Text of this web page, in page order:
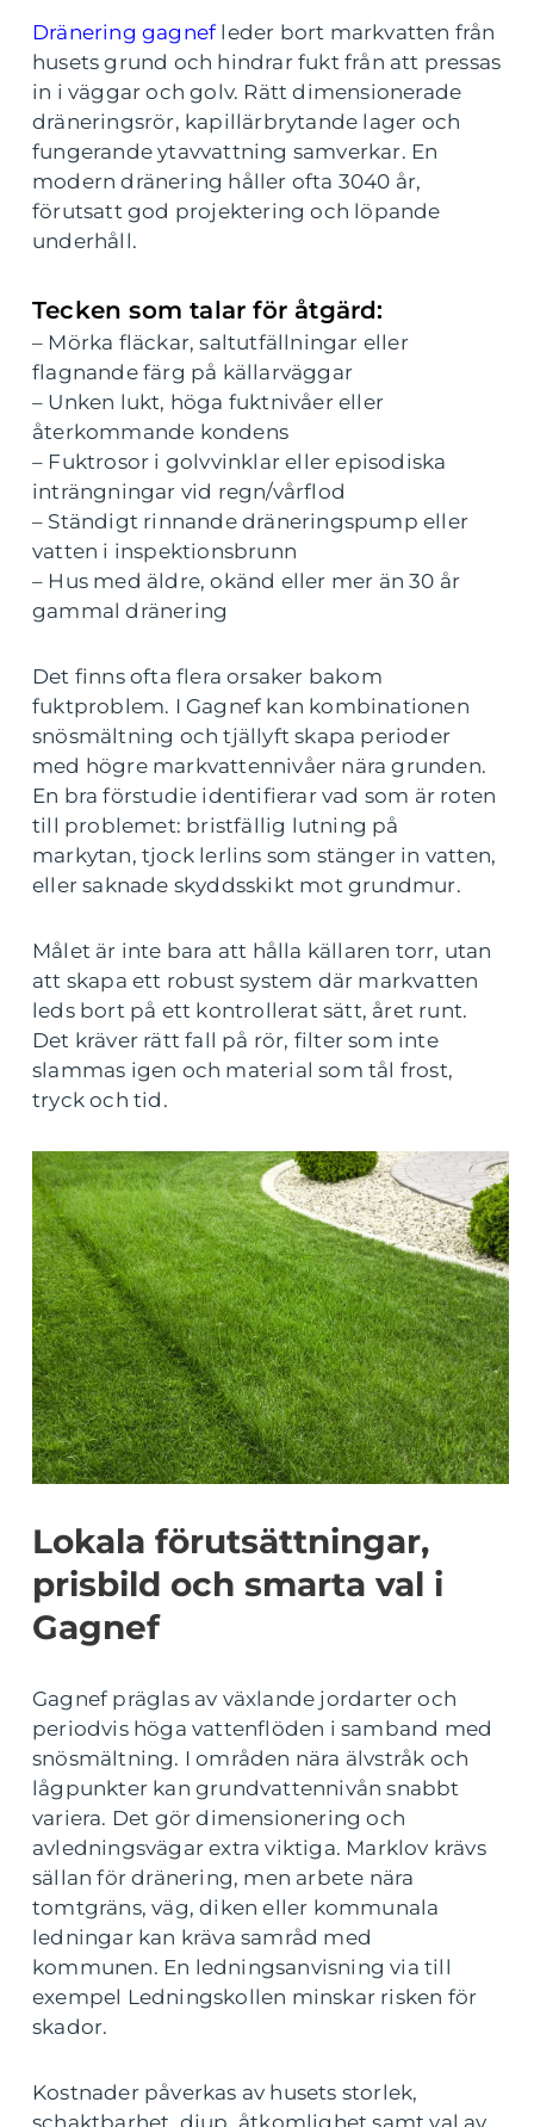
Dränering gagnefleder bort markvatten från
husets grund och hindrar fukt från att pressas
in i väggar och golv. Rätt dimensionerade
dräneringsrör, kapillärbrytande lager och
fungerande ytavvattning samverkar. En
modern dränering håller ofta 3040 år,
förutsatt god projektering och löpande
underhåll.
Tecken som talar för åtgärd:
– Mörka fläckar, saltutfällningar eller
flagnande färg på källarväggar
– Unken lukt, höga fuktnivåer eller
återkommande kondens
– Fuktrosor i golvvinklar eller episodiska
inträngningar vid regn/vårflod
– Ständigt rinnande dräneringspump eller
vatten i inspektionsbrunn
– Hus med äldre, okänd eller mer än 30 år
gammal dränering
Det finns ofta flera orsaker bakom
fuktproblem. I Gagnef kan kombinationen
snösmältning och tjällyft skapa perioder
med högre markvattennivåer nära grunden.
En bra förstudie identifierar vad som är roten
till problemet: bristfällig lutning på
markytan, tjock lerlins som stänger in vatten,
eller saknade skyddsskikt mot grundmur.
Målet är inte bara att hålla källaren torr, utan
att skapa ett robust system där markvatten
leds bort på ett kontrollerat sätt, året runt.
Det kräver rätt fall på rör, filter som inte
slammas igen och material som tål frost,
tryck och tid.
Lokala förutsättningar,
prisbild och smarta val i
Gagnef
Gagnef präglas av växlande jordarter och
periodvis höga vattenflöden i samband med
snösmältning. I områden nära älvstråk och
lågpunkter kan grundvattennivån snabbt
variera. Det gör dimensionering och
avledningsvägar extra viktiga. Marklov krävs
sällan för dränering, men arbete nära
tomtgräns, väg, diken eller kommunala
ledningar kan kräva samråd med
kommunen. En ledningsanvisning via till
exempel Ledningskollen minskar risken för
skador.
Kostnader påverkas av husets storlek,
schaktbarhet, djup, åtkomlighet samt val av